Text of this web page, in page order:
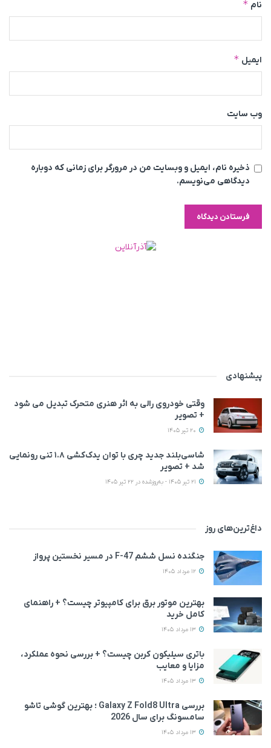
نام *
ایمیل *
وب‌ سایت
ذخیره نام، ایمیل و وبسایت من در مرورگر برای زمانی که دوباره
دیدگاهی می‌نویسم.
پیشنهادی
وقتی خودروی رالی به اثر هنری متحرک تبدیل می‌ شود
+ تصویر
شاسی‌بلند جدید چری با توان یدک‌کشی ۱.۸ تنی رونمایی
شد + تصویر
داغ‌ترین‌های روز
جنگنده نسل ششم F-47 در مسیر نخستین پرواز
بهترین موتور برق برای کامپیوتر چیست؟ + راهنمای
کامل خرید
باتری سیلیکون کربن چیست؟ + بررسی نحوه عملکرد،
مزایا و معایب
بررسی Galaxy Z Fold8 Ultra ؛ بهترین گوشی تاشو
سامسونگ برای سال 2026